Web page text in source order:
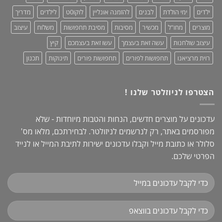
ילדים
ימי הולדת לבנים להזמנה אונליין לוקו0ט לילדים
מדריך
מוצרים
מחו"ל מכשיר מסיבות מסיבת תחפושות משלוח
עיצוב
עיצוב שולחנות
עשה זאת בעצמך עשו זאת בעצמכם
קיץ
רוית מרציאנו
תחפושות לפורים תחפושות פורים תינוקות תכנון
הצטרפו לניוזלטר שלנו !
עדכונים על מוצרים חדשים, הנחות והטבות מיוחדות - שלא
מפורסמים באתר, רק לנרשמים לניזולטר. לבחירתכם, מלאו מס'
סלולר או כתובת מייל וקבלו עדכונים ישירות לתיבת המייל או לנייד
הפרטי שלכם.